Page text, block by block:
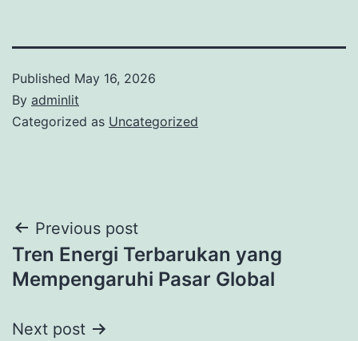
Published May 16, 2026
By adminlit
Categorized as Uncategorized
Post
navigation
Previous post
Tren Energi Terbarukan yang
Mempengaruhi Pasar Global
Next post